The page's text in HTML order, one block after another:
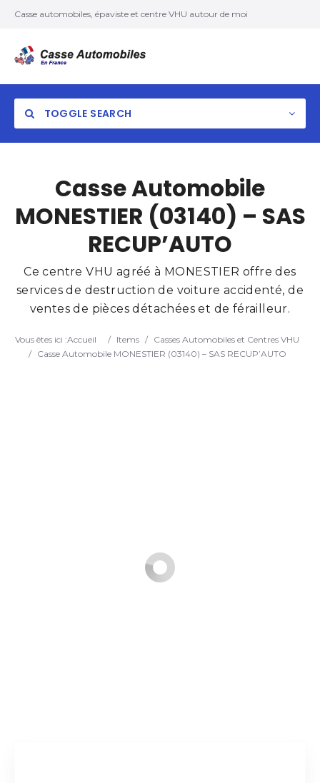
Casse automobiles, épaviste et centre VHU autour de moi
TOGGLE SEARCH
Search
Casse Automobile
MONESTIER (03140) – SAS
RECUP’AUTO
Ce centre VHU agréé à MONESTIER offre des
services de destruction de voiture accidenté, de
ventes de pièces détachées et de férailleur.
Vous êtes ici :Accueil / Items / Casses Automobiles et Centres VHU
/
Casse Automobile MONESTIER (03140) – SAS RECUP’AUTO